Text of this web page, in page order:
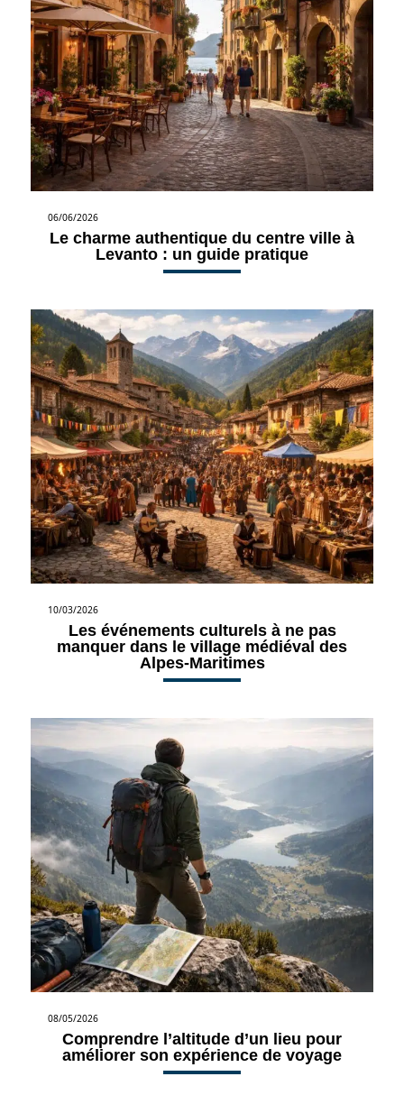
06/06/2026
Le charme authentique du centre ville à
Levanto : un guide pratique
10/03/2026
Les événements culturels à ne pas
manquer dans le village médiéval des
Alpes-Maritimes
08/05/2026
Comprendre l’altitude d’un lieu pour
améliorer son expérience de voyage